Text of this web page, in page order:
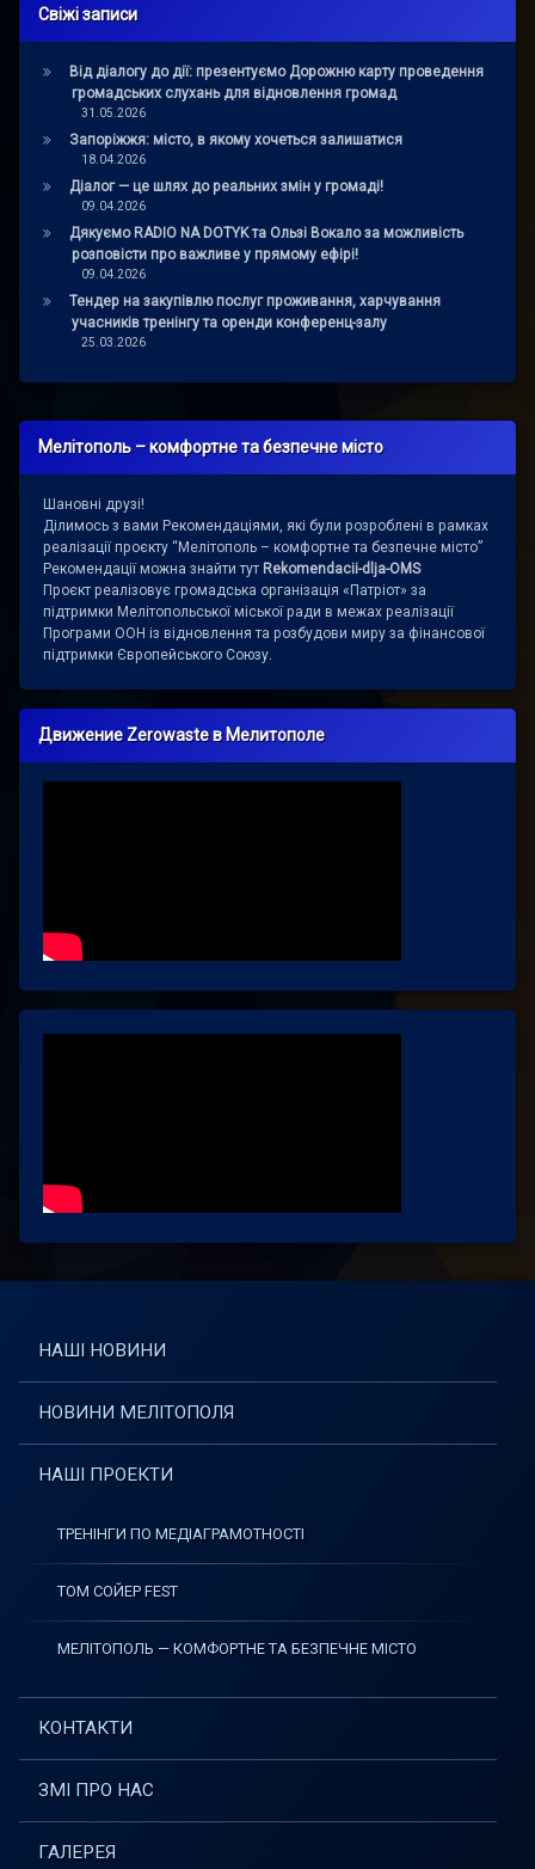
Свіжі записи
Від діалогу до дії: презентуємо Дорожню карту проведення
громадських слухань для відновлення громад
31.05.2026
Запоріжжя: місто, в якому хочеться залишатися
18.04.2026
Діалог — це шлях до реальних змін у громаді!
09.04.2026
Дякуємо RADIO NA DOTYK та Ользі Вокало за можливість
розповісти про важливе у прямому ефірі!
09.04.2026
Тендер на закупівлю послуг проживання, харчування
учасників тренінгу та оренди конференц-залу
25.03.2026
Мелітополь – комфортне та безпечне місто
Шановні друзі!
Ділимось з вами Рекомендаціями, які були розроблені в рамках
реалізації проєкту “Мелітополь – комфортне та безпечне місто”
Рекомендації можна знайти тут Rekomendacii-dlja-OMS
Проєкт реалізовує громадська організація «Патріот» за
підтримки Мелітопольської міської ради в межах реалізації
Програми ООН із відновлення та розбудови миру за фінансової
підтримки Європейського Союзу.
Движение Zerowaste в Мелитополе
НАШІ НОВИНИ
НОВИНИ МЕЛІТОПОЛЯ
НАШІ ПРОЕКТИ
ТРЕНІНГИ ПО МЕДІАГРАМОТНОСТІ
ТОМ СОЙЕР FEST
МЕЛІТОПОЛЬ — КОМФОРТНЕ ТА БЕЗПЕЧНЕ МІСТО
КОНТАКТИ
ЗМІ ПРО НАС
ГАЛЕРЕЯ